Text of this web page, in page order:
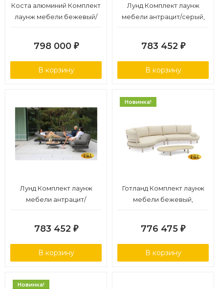
Коста алюминий Комплект
лаунж мебели бежевый/
798 000 ₽
В корзину
Лунд Комплект лаунж
мебели антрацит/серый,
783 452 ₽
В корзину
Лунд Комплект лаунж
мебели антрацит/
783 452 ₽
В корзину
Новинка!
Готланд Комплект лаунж
мебели бежевый,
776 475 ₽
В корзину
Новинка!